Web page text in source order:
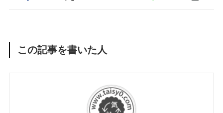
この記事を書いた人